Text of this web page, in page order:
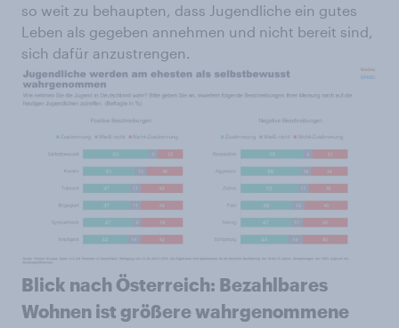
so weit zu behaupten, dass Jugendliche ein gutes
Leben als gegeben annehmen und nicht bereit sind,
sich dafür anzustrengen.
Blick nach Österreich: Bezahlbares
Wohnen ist größere wahrgenommene